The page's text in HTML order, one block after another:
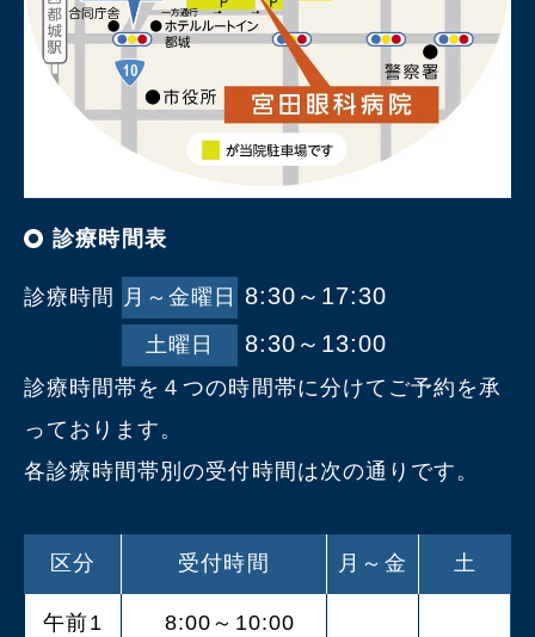
診療時間表
診療時間 月～金曜日 8:30～17:30
土曜日 8:30～13:00
診療時間帯を４つの時間帯に分けてご予約を承
っております。
各診療時間帯別の受付時間は次の通りです。
区分 受付時間 月～金 土
午前1
8:00～10:00